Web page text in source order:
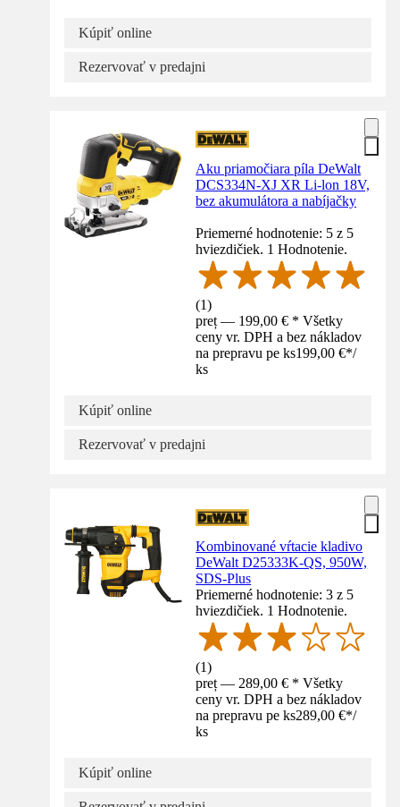
Kúpiť online
Rezervovať v predajni
Aku priamočiara píla DeWalt
DCS334N-XJ XR Li-lon 18V,
bez akumulátora a nabíjačky
Priemerné hodnotenie: 5 z 5
hviezdičiek. 1 Hodnotenie.
(1)
preț — 199,00 € * Všetky
ceny vr. DPH a bez nákladov
na prepravu pe ks199,00 €*/
ks
Kúpiť online
Rezervovať v predajni
Kombinované vŕtacie kladivo
DeWalt D25333K-QS, 950W,
SDS-Plus
Priemerné hodnotenie: 3 z 5
hviezdičiek. 1 Hodnotenie.
(1)
preț — 289,00 € * Všetky
ceny vr. DPH a bez nákladov
na prepravu pe ks289,00 €*/
ks
Kúpiť online